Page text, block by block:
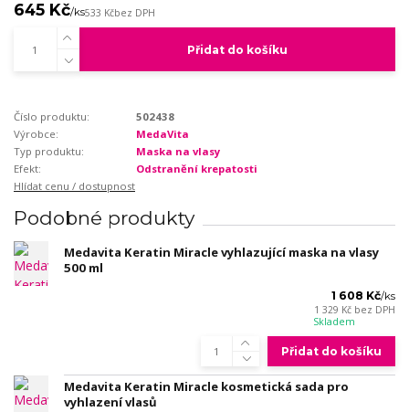
645 Kč/ks533 Kčbez DPH
Přidat do košíku
Číslo produktu:
502438
Výrobce:
MedaVita
Typ produktu:
Maska na vlasy
Efekt:
Odstranění krepatosti
Hlídat cenu / dostupnost
Podobné produkty
Medavita Keratin Miracle vyhlazující maska na vlasy
500 ml
1 608 Kč/ks
1 329 Kč bez DPH
Skladem
Přidat do košíku
Medavita Keratin Miracle kosmetická sada pro
vyhlazení vlasů